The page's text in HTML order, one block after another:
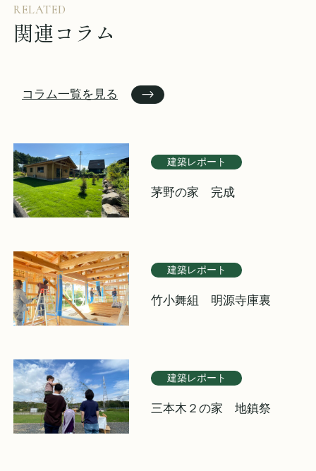
RELATED
関連コラム
コラム一覧を見る
建築レポート
茅野の家 完成
建築レポート
竹小舞組 明源寺庫裏
建築レポート
三本木２の家 地鎮祭